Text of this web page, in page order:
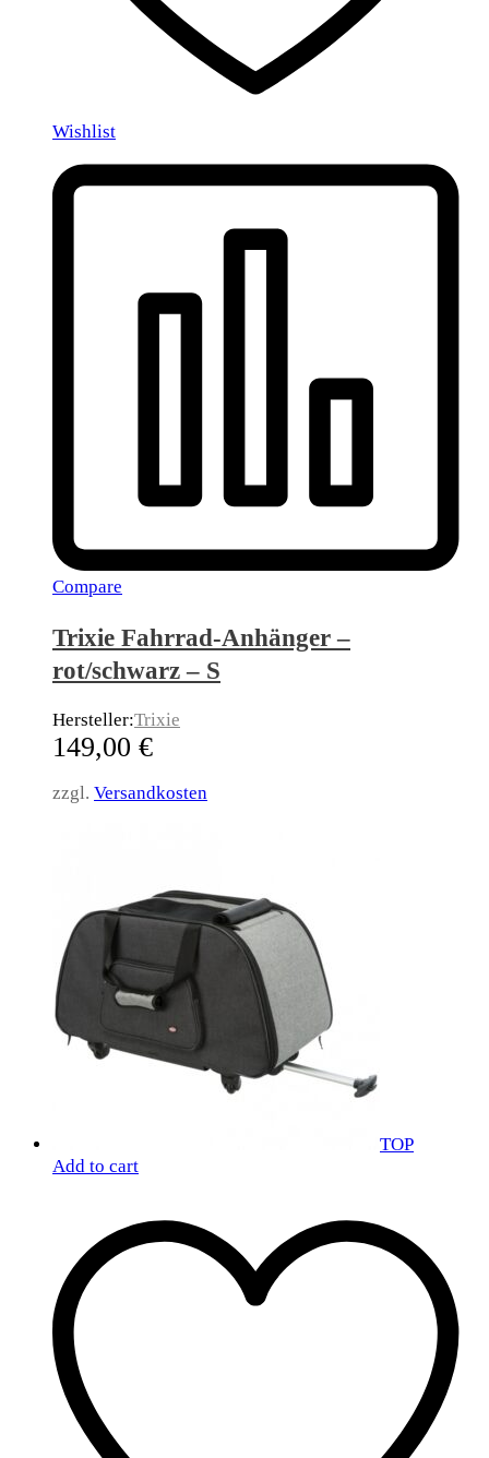
Wishlist
Compare
Trixie Fahrrad-Anhänger –
rot/schwarz – S
Hersteller:Trixie
149,00 €
zzgl. Versandkosten
TOP
Add to cart